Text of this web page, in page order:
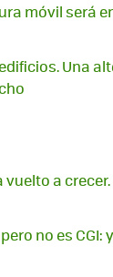
móvil será
Una
a
no es